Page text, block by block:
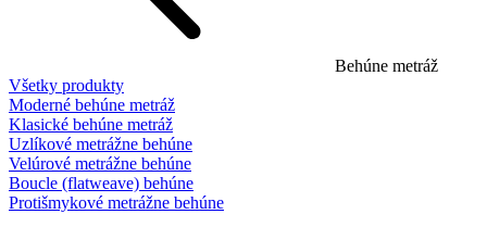
Behúne metráž
Všetky produkty
Moderné behúne metráž
Klasické behúne metráž
Uzlíkové metrážne behúne
Velúrové metrážne behúne
Boucle (flatweave) behúne
Protišmykové metrážne behúne